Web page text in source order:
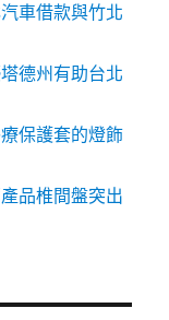
車借款與竹北
德州有助台北
保護套的燈飾
品椎間盤突出